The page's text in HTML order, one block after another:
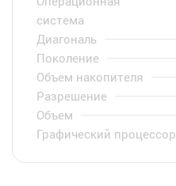
система
Диагональ
Поколение
Объем накопителя
Разрешение
Объем
Графический процессор